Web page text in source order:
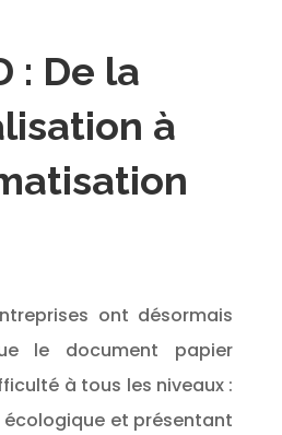
: De la
à
ont désormais
le document papier
à tous les niveaux :
et présentant